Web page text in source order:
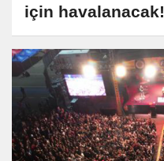
için havalanacak!